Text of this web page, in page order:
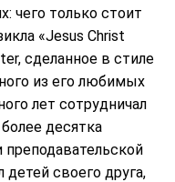
чего только стоит
«Jesus Christ
сделанное в стиле
из его любимых
лет сотрудничал
десятка
преподавательской
своего друга,